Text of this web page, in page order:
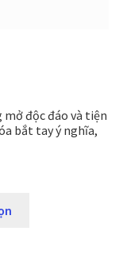
mở độc đáo và tiện
bắt tay ý nghĩa,